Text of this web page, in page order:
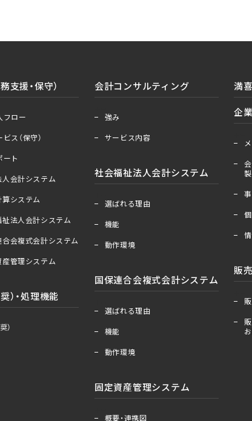
支援・保守）
フロー
ス（保守）
ート
人会計システム
算システム
祉法人会計システム
合会複式会計システム
産管理システム
）・処理機能
）
会計コンサルティング
強み
サービス内容
社会福祉法人会計システム
選ばれる理由
機能
動作環境
国保連合会複式会計システム
選ばれる理由
機能
動作環境
固定資産管理システム
概要・連携図
満
企
販